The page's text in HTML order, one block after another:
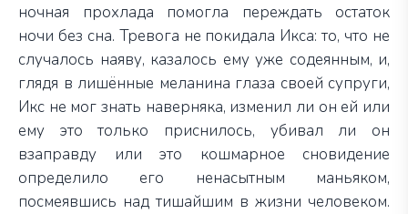
ночная прохлада помогла переждать остаток
ночи без сна. Тревога не покидала Икса: то, что не
случалось наяву, казалось ему уже содеянным, и,
глядя в лишённые меланина глаза своей супруги,
Икс не мог знать наверняка, изменил ли он ей или
ему это только приснилось, убивал ли он
взаправду или это кошмарное сновидение
определило его ненасытным маньяком,
посмеявшись над тишайшим в жизни человеком.